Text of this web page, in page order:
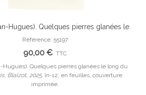
Ajouter Au Panier
Hugues). Quelques pierres glanées le
long du chemin.
Référence: 55197
90,00 € TTC
Hugues). Quelques pierres glanées le long du
Blaizot, 2025. In-12, en feuilles, couverture
imprimée.